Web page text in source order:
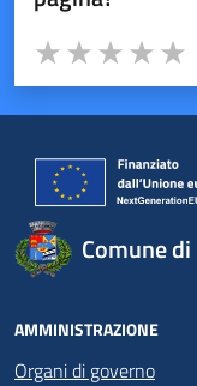
Valuta da 1 a 5 stelle la
Valuta
Valuta 3
Valuta 2 stelle
Valuta 1 stelle su 5
Comune
AMMINISTRAZIONE
Organi di governo